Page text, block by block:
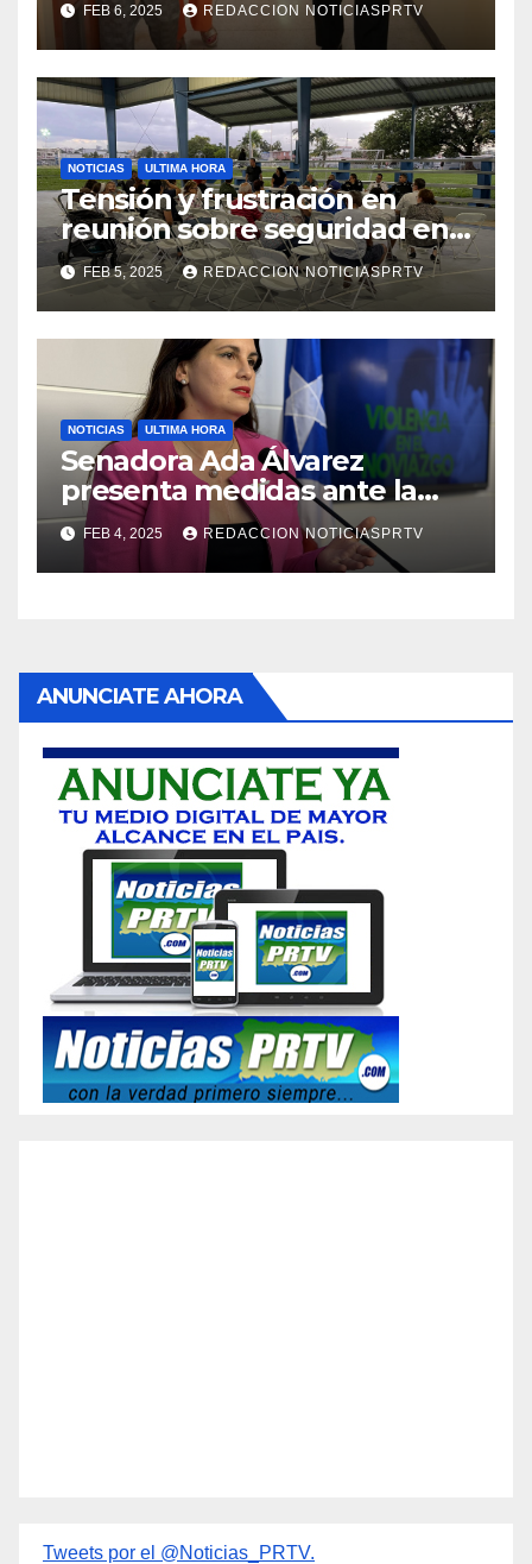
de la Salud en Mayagüez
FEB 6, 2025 REDACCION NOTICIASPRTV
NOTICIAS ULTIMA HORA
Tensión y frustración en
reunión sobre seguridad en
Reparto Metropolitano
FEB 5, 2025 REDACCION NOTICIASPRTV
NOTICIAS ULTIMA HORA
Senadora Ada Álvarez
presenta medidas ante la
violencia en el noviazgo
FEB 4, 2025 REDACCION NOTICIASPRTV
ANUNCIATE AHORA
Tweets por el @Noticias_PRTV.